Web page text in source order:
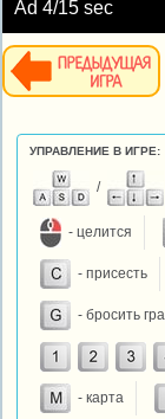
Ad5/15 sec
УПРАВЛЕНИЕ В ИГРЕ:
/
- целится
- присесть
- бросить
- карта